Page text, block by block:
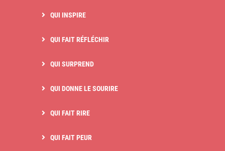
QUI INSPIRE
QUI FAIT RÉFLÉCHIR
QUI SURPREND
QUI DONNE LE SOURIRE
QUI FAIT RIRE
QUI FAIT PEUR